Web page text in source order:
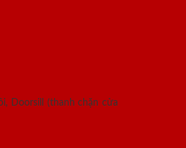
Doorsill (thanh chặn cửa